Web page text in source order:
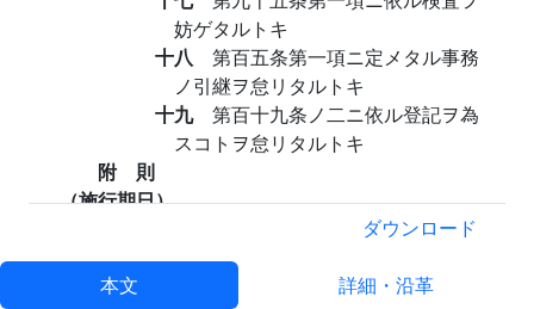
妨ゲタルトキ
十八 第百五条第一項ニ定メタル事務
ノ引継ヲ怠リタルトキ
十九 第百十九条ノ二ニ依ル登記ヲ為
スコトヲ怠リタルトキ
附 則
（施行期日）
この法律は、公布の日から起算して六月を
超えない範囲内において政令で定める日から施行
する。
ダウンロード
本文 詳細・沿革